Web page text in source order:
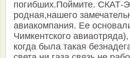
погибших.Поймите. СКАТ-
родная,нашего
авиакомпания. Ее
Чимкентского
когда была такая